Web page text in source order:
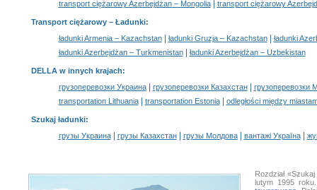
transport ciężarowy Azerbejdżan – Mongolia| transport ciężarowy
Transport ciężarowy – Ładunki:
ładunki Armenia – Kazachstan| ładunki Gruzja – Kazachstan|
ładunki
ładunki Azerbejdżan – Turkmenistan| ładunki Azerbejdżan – Uzbekistan
DELLA w innych krajach:
грузоперевозки Украина| грузоперевозки Казахстан|
грузоперевозки
transportation Lithuania| transportation Estonia| odległości między
Szukaj ładunki:
грузы Украина| грузы Казахстан| грузы Молдова| вантажі Україна|
Rozdział
lutym 1995